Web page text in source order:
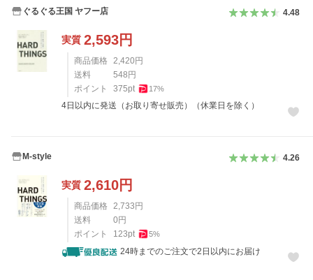
ぐるぐる王国 ヤフー店 4.48
実質 2,593円
商品価格 2,420 円
送料
548 円
ポイント
375pt 17%
4日以内に発送（お取り寄せ販売）（休業日を除く）
M-style 4.26
実質 2,610円
商品価格 2,733 円
送料
0 円
ポイント
123pt 5%
24時までのご注文で2日以内にお届け